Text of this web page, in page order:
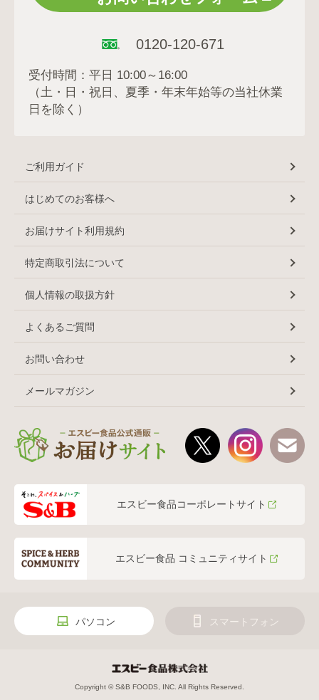
0120-120-671
受付時間：平日 10:00～16:00
（土・日・祝日、夏季・年末年始等の当社休業
日を除く）
ご利用ガイド
はじめてのお客様へ
お届けサイト利用規約
特定商取引法について
個人情報の取扱方針
よくあるご質問
お問い合わせ
メールマガジン
エスビー食品コーポレートサイト
エスビー食品 コミュニティサイト
パソコン スマートフォン
Copyright © S&B FOODS, INC. All Rights Reserved.